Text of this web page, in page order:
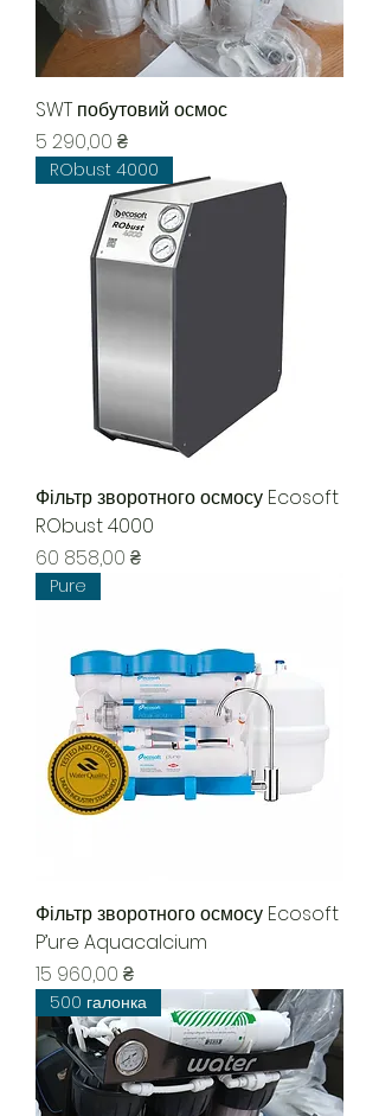
SWT побутовий осмос
Ціна
5 290,00 ₴
RObust 4000
Фільтр зворотного осмосу Ecosoft
RObust 4000
Ціна
60 858,00 ₴
Pure
Фільтр зворотного осмосу Ecosoft
P’ure Aquacalcium
Ціна
15 960,00 ₴
500 галонка